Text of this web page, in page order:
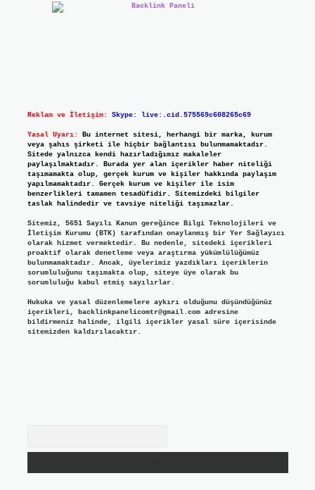
Reklam ve İletişim: Skype: live:.cid.575569c608265c69
Yasal Uyarı:
Bu internet sitesi, herhangi bir marka, kurum
veya şahıs şirketi ile hiçbir bağlantısı bulunmamaktadır.
Sitede yalnızca kendi hazırladığımız makaleler
paylaşılmaktadır. Burada yer alan içerikler haber niteliği
taşımamakta olup, gerçek kurum ve kişiler hakkında paylaşım
yapılmamaktadır. Gerçek kurum ve kişiler ile isim
benzerlikleri tamamen tesadüfidir. Sitemizdeki bilgiler
taslak halindedir ve tavsiye niteliği taşımazlar.
Sitemiz, 5651 Sayılı Kanun gereğince Bilgi Teknolojileri ve
İletişim Kurumu (BTK) tarafından onaylanmış bir Yer Sağlayıcı
olarak hizmet vermektedir. Bu nedenle, sitedeki içerikleri
proaktif olarak denetleme veya araştırma yükümlülüğümüz
bulunmamaktadır. Ancak, üyelerimiz yazdıkları içeriklerin
sorumluluğunu taşımakta olup, siteye üye olarak bu
sorumluluğu kabul etmiş sayılırlar.
Hukuka ve yasal düzenlemelere aykırı olduğunu düşündüğünüz
içerikleri, backlinkpanelicomtr@gmail.comadresine
bildirmeniz halinde, ilgili içerikler yasal süre içerisinde
sitemizden kaldırılacaktır.